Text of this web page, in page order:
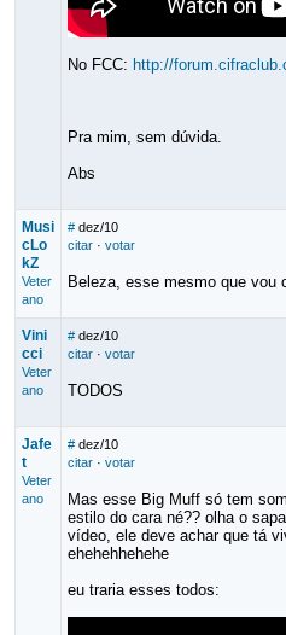
No FCC: http://
Pra mim, sem dúvida.
Abs
Musi
cLo
kZ
Veter
ano
# dez/10
citar· votar
Beleza, esse mesmo que vou
Vini
cci
Veter
ano
# dez/10
citar· votar
TODOS
Jafe
t
Veter
ano
# dez/10
citar· votar
Mas esse Big Muff só tem
estilo do cara né?? olha o
vídeo, ele deve achar que tá
ehehehhehehe
eu traria esses todos: